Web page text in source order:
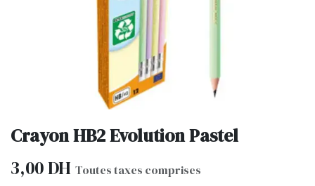
Crayon HB2 Evolution Pastel
3,00DH Toutes taxes comprises